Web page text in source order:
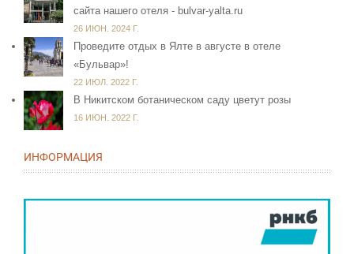
сайта нашего отеля - bulvar-yalta.ru
26 ИЮН. 2024 Г.
Проведите отдых в Ялте в августе в отеле
«Бульвар»!
22 ИЮЛ. 2022 Г.
В Никитском ботаническом саду цветут розы
16 ИЮН. 2022 Г.
ИНФОРМАЦИЯ